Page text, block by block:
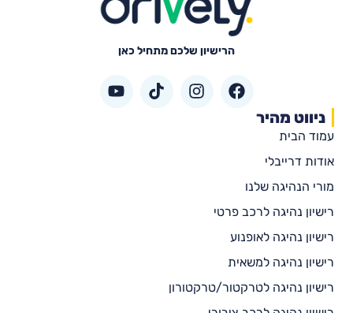
הרישיון שלכם מתחיל כאן
ניווט מהיר
עמוד הבית
אודות דרייבלי
מורי הנהיגה שלנו
רישיון נהיגה לרכב פרטי
רישיון נהיגה לאופנוע
רישיון נהיגה למשאית
רישיון נהיגה לטרקטור/טרקטורון